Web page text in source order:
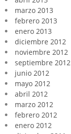
marzo 2013
febrero 2013
enero 2013
diciembre 2012
noviembre 2012
septiembre 2012
junio 2012
mayo 2012
abril 2012
marzo 2012
febrero 2012
enero 2012